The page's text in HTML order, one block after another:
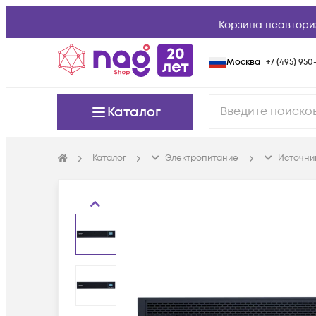
Корзина
Москва +7 (495) 950-
Каталог
Каталог Электропитание